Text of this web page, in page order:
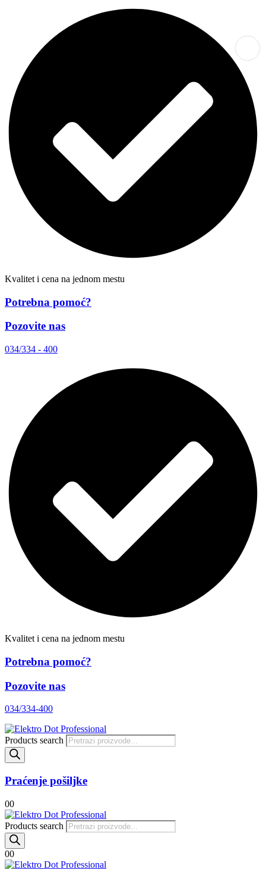
Kvalitet i cena na jednom mestu
Potrebna pomoć?
Pozovite nas
034/334 - 400
Kvalitet i cena na jednom mestu
Potrebna pomoć?
Pozovite nas
034/334-400
Products search
Praćenje pošiljke
00
Products search
00